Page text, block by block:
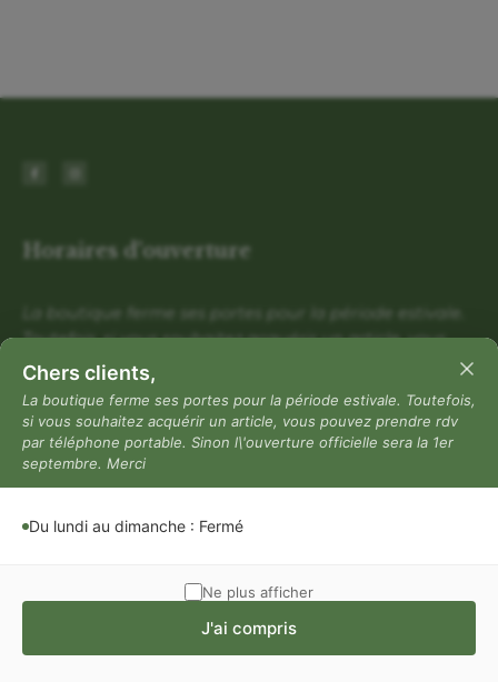
Horaires d'ouverture
La boutique ferme ses portes pour la période estivale.
Toutefois, si vous souhaitez acquérir un article, vous
pouvez prendre rdv par téléphone portable. Sinon
l\'ouverture officielle sera la 1er septembre. Merci
Du lundi au dimanche : Fermé
Mentions légales
Politique de confidentialité
Chers clients,
La boutique ferme ses portes pour la période estivale. Toutefois,
si vous souhaitez acquérir un article, vous pouvez prendre rdv
par téléphone portable. Sinon l\'ouverture officielle sera la 1er
septembre. Merci
Du lundi au dimanche : Fermé
Ne plus afficher
J'ai compris